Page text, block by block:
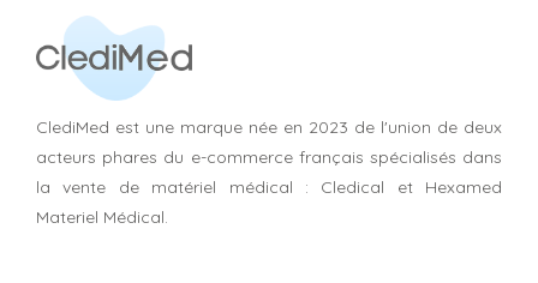
ClediMed est une marque née en 2023 de l'union de deux
acteurs phares du e-commerce français spécialisés dans
la vente de matériel médical : Cledical et Hexamed
Materiel Médical.